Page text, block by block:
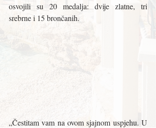
osvojili su 20 medalja: dvije zlatne, tri
srebrne i 15 brončanih.
„Čestitam vam na ovom sjajnom uspjehu. U